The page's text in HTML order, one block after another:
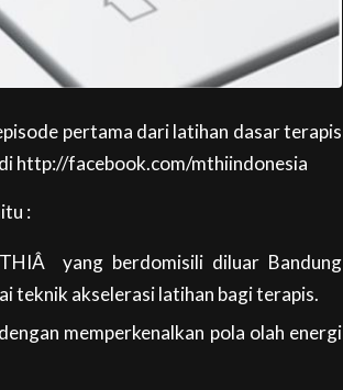
pertama dari latihan dasar terapis
http://facebook.com/mthiindonesia
:
yang berdomisili diluar Bandung
teknik akselerasi latihan bagi terapis.
memperkenalkan pola olah energi